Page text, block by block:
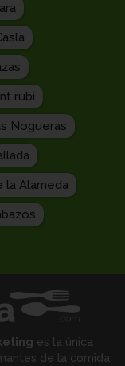
rubí
Nogueras
la Alameda
es la única
de la comida